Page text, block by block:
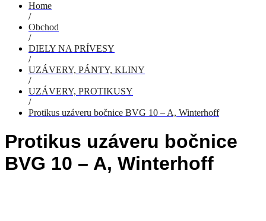
Home
/
Obchod
/
DIELY NA PRÍVESY
/
UZÁVERY, PÁNTY, KLINY
/
UZÁVERY, PROTIKUSY
/
Protikus uzáveru bočnice BVG 10 – A, Winterhoff
Protikus uzáveru bočnice
BVG 10 – A, Winterhoff